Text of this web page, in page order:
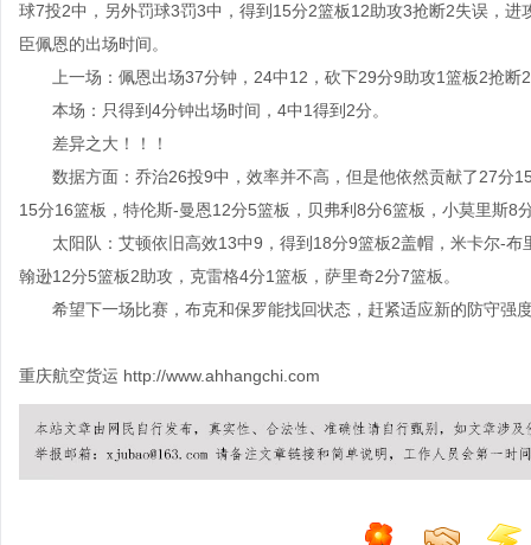
球7投2中，另外罚球3罚3中，得到15分2篮板12助攻3抢断2失误，
臣佩恩的出场时间。
上一场：佩恩出场37分钟，24中12，砍下29分9助攻1篮板2抢断
本场：只得到4分钟出场时间，4中1得到2分。
差异之大！！！
数据方面：乔治26投9中，效率并不高，但是他依然贡献了27分
15分16篮板，特伦斯-曼恩12分5篮板，贝弗利8分6篮板，小莫里斯8
太阳队：艾顿依旧高效13中9，得到18分9篮板2盖帽，米卡尔-布
翰逊12分5篮板2助攻，克雷格4分1篮板，萨里奇2分7篮板。
希望下一场比赛，布克和保罗能找回状态，赶紧适应新的防守强
重庆航空货运 http://www.ahhangchi.com